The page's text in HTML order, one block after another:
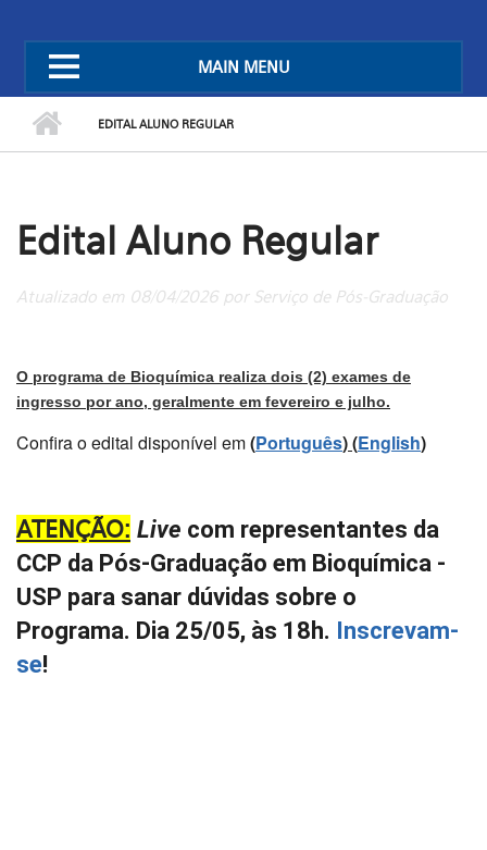
MAIN MENU
EDITAL ALUNO REGULAR
Edital Aluno Regular
Atualizado em 08/04/2026 por Serviço de Pós-Graduação
O programa de Bioquímica realiza dois (2) exames de
ingresso por ano, geralmente em fevereiro e julho.
Confira o edital disponível em(Português) (English)
ATENÇÃO: Live com representantes da
CCP da Pós-Graduação em Bioquímica -
USP para sanar dúvidas sobre o
Programa. Dia 25/05, às 18h. Inscrevam-
se!